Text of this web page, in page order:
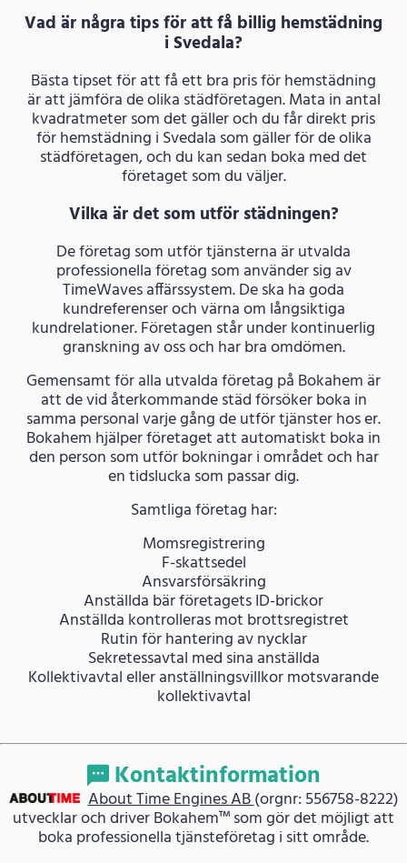
Vad är några tips för att få billig hemstädning
i Svedala?
Bästa tipset för att få ett bra pris för hemstädning
är att jämföra de olika städföretagen. Mata in antal
kvadratmeter som det gäller och du får direkt pris
för hemstädning i Svedala som gäller för de olika
städföretagen, och du kan sedan boka med det
företaget som du väljer.
Vilka är det som utför städningen?
De företag som utför tjänsterna är utvalda
professionella företag som använder sig av
TimeWaves affärssystem. De ska ha goda
kundreferenser och värna om långsiktiga
kundrelationer. Företagen står under kontinuerlig
granskning av oss och har bra omdömen.
Gemensamt för alla utvalda företag på Bokahem är
att de vid återkommande städ försöker boka in
samma personal varje gång de utför tjänster hos er.
Bokahem hjälper företaget att automatiskt boka in
den person som utför bokningar i området och har
en tidslucka som passar dig.
Samtliga företag har:
Momsregistrering
F-skattsedel
Ansvarsförsäkring
Anställda bär företagets ID-brickor
Anställda kontrolleras mot brottsregistret
Rutin för hantering av nycklar
Sekretessavtal med sina anställda
Kollektivavtal eller anställningsvillkor motsvarande
kollektivavtal
Kontaktinformation
About Time Engines AB(orgnr: 556758-8222)
utvecklar och driver Bokahem™ som gör det möjligt att
boka professionella tjänsteföretag i sitt område.